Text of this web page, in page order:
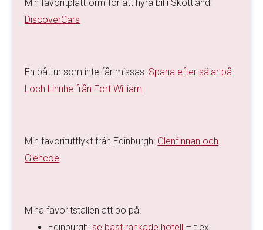
Min favoritplattform för att hyra bil i Skottland:
DiscoverCars
En båttur som inte får missas: Spana efter sälar på
Loch Linnhe från Fort William
Min favoritutflykt från Edinburgh: Glenfinnan och
Glencoe
Mina favoritställen att bo på:
Edinburgh:se bäst rankade hotell
– t.ex.